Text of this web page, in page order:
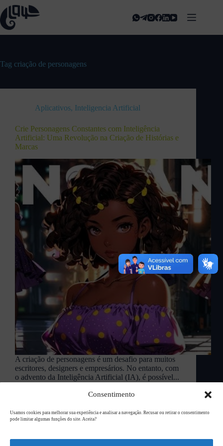
Consentimento
Usamos cookies para melhorar sua experiência e analisar a navegação. Recusar ou retirar o consentimento
pode limitar algumas funções do site. Aceita?
Tag criação de personagens
Aplicativos, Inteligencia Artificial
Crie Personagens Constantes com Inteligência
Artificial: Uma Revolução na Criação de Histórias e
Marcas
A criação de personagens é um desafio para muitos
escritores, designers e empresários. No entanto, com
o advento da Inteligência Artificial (IA), é possível...